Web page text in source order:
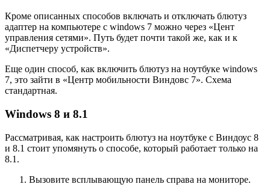
Кроме описанных способов включать и отключать блютуз
адаптер на компьютере с windows 7 можно через «Цент
управления сетями». Путь будет почти такой же, как и к
«Диспетчеру устройств».
Еще один способ, как включить блютуз на ноутбуке windows
7, это зайти в «Центр мобильности Виндовс 7». Схема
стандартная.
Windows 8 и 8.1
Рассматривая, как настроить блютуз на ноутбуке с Виндоус 8
и 8.1 стоит упомянуть о способе, который работает только на
8.1.
Вызовите всплывающую панель справа на мониторе.